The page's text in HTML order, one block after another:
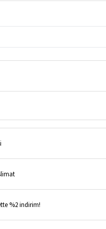
%2 indirim!